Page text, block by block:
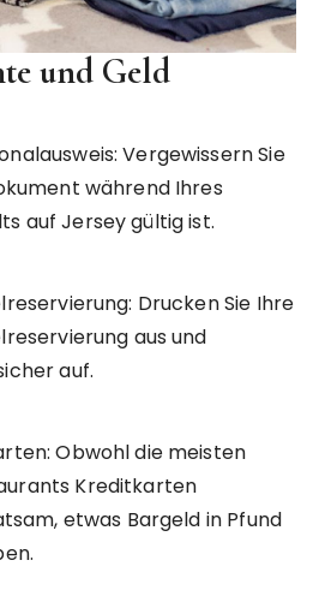
und Geld
Vergewissern Sie
während Ihres
auf Jersey gültig ist.
Drucken Sie Ihre
aus und
auf.
Obwohl die meisten
Kreditkarten
etwas Bargeld in Pfund